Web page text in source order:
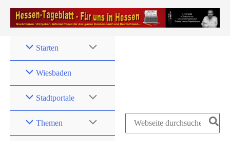
Zum
Inhalt
Starten
Wiesbaden
Stadtportale
Themen Search